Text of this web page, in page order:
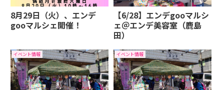
8月29日（火）、エンデ
gooマルシェ開催！
【6/28】エンデgooマルシ
ェ＠エンデ美容室（鹿島
田）
イベント情報 イベント情報